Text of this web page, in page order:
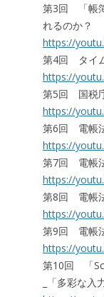
第3回 「帳
れるのか？
https://
第4回 タイ
https://
第5回 国税
https://
第6回 電帳
https://
第7回 電帳
https://
第8回 電帳
https://
第9回 電帳
https://
第10回 「
_「多彩な入